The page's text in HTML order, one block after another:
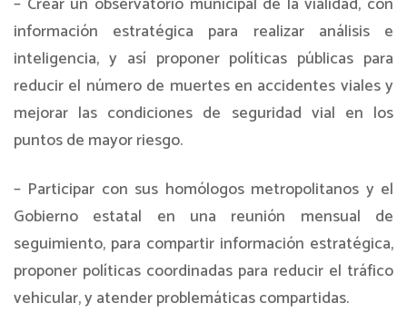
información estratégica para realizar análisis e
inteligencia, y así proponer políticas públicas para
reducir el número de muertes en accidentes viales y
mejorar las condiciones de seguridad vial en los
puntos de mayor riesgo.
– Participar con sus homólogos metropolitanos y el
Gobierno estatal en una reunión mensual de
seguimiento, para compartir información estratégica,
proponer políticas coordinadas para reducir el tráfico
vehicular, y atender problemáticas compartidas.